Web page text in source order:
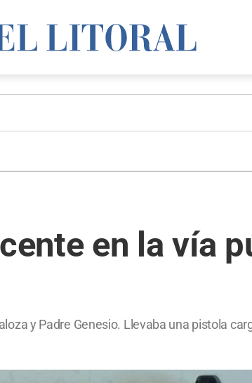
en la vía
y Padre Genesio. Llevaba una pistola